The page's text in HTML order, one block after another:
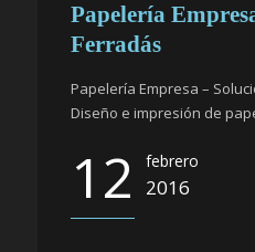
Papelería
Ferradás
Papelería Empresa –
Diseño e impresión de
12 febrero
2016